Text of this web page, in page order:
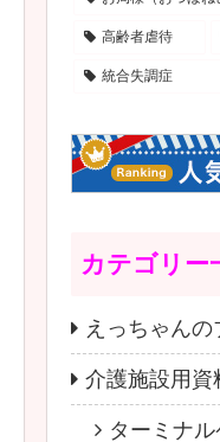
高齢者虐待
統合失調症
カテゴリー
えっちゃんの
介護施設用資
ターミナ